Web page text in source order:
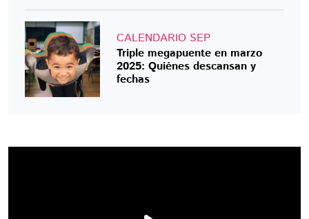
CALENDARIO SEP
Triple megapuente en marzo
2025: Quiénes descansan y
fechas